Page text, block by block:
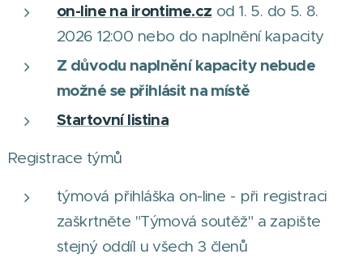
on-line na irontime.cz od 1. 5. do 5. 8.
2026 12:00 nebo do naplnění kapacity
Z důvodu naplnění kapacity nebude
možné se přihlásit na místě
Startovní listina
Registrace týmů
týmová přihláška on-line - při registraci
zaškrtněte "Týmová soutěž" a zapište
stejný oddíl u všech 3 členů